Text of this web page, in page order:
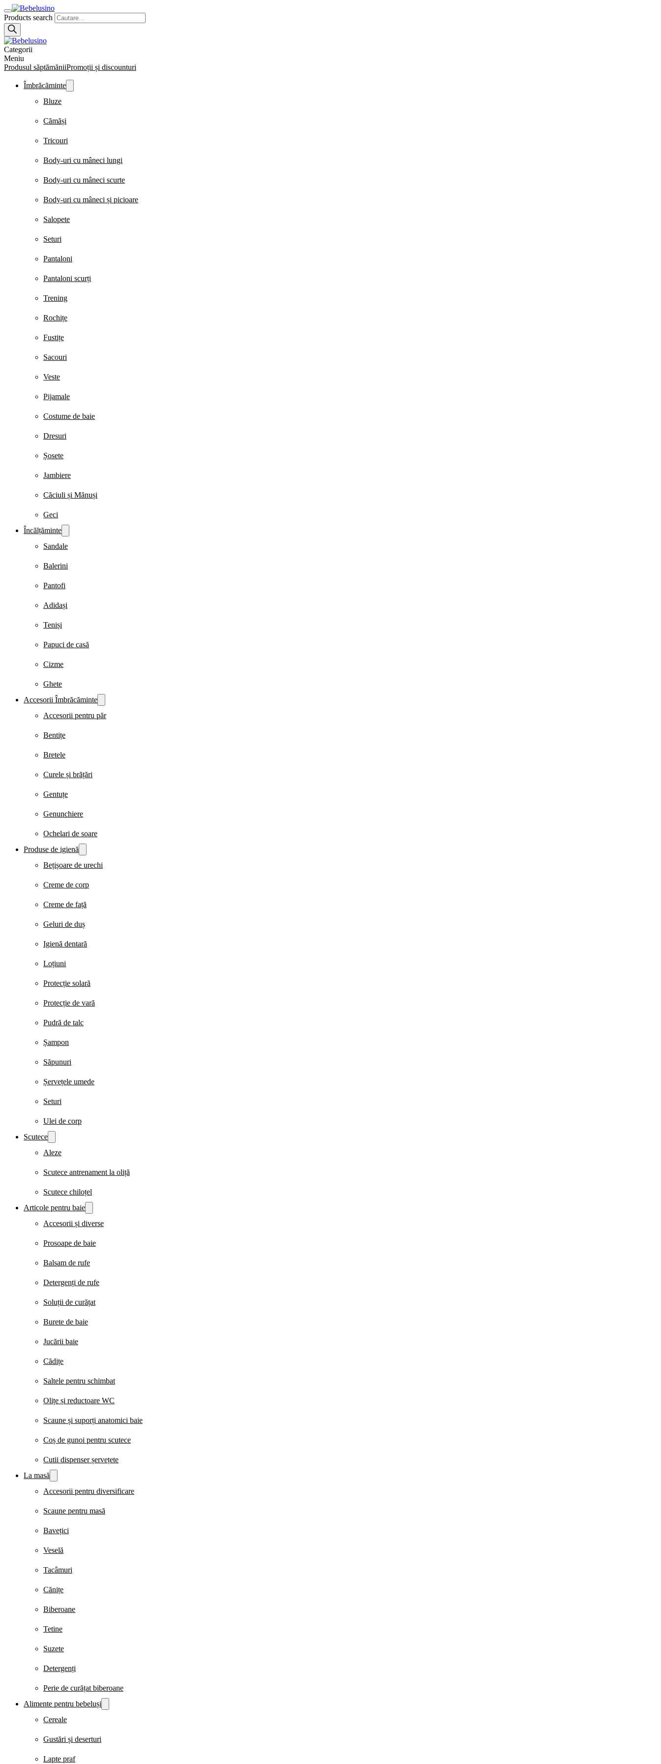
Products search
Categorii
Meniu
Produsul săptămăniiPromoții și discounturi
Îmbrăcăminte
Bluze
Cămăși
Tricouri
Body-uri cu mâneci lungi
Body-uri cu mâneci scurte
Body-uri cu mâneci și picioare
Salopete
Seturi
Pantaloni
Pantaloni scurți
Trening
Rochițe
Fustițe
Sacouri
Veste
Pijamale
Costume de baie
Dresuri
Șosete
Jambiere
Căciuli și Mănuși
Geci
Încălțăminte
Sandale
Balerini
Pantofi
Adidași
Teniși
Papuci de casă
Cizme
Ghete
Accesorii Îmbrăcăminte
Accesorii pentru păr
Bentițe
Bretele
Curele și brățări
Gentuțe
Genunchiere
Ochelari de soare
Produse de igienă
Bețișoare de urechi
Creme de corp
Creme de față
Geluri de duș
Igienă dentară
Loțiuni
Protecție solară
Protecție de vară
Pudră de talc
Șampon
Săpunuri
Șervețele umede
Seturi
Ulei de corp
Scutece
Aleze
Scutece antrenament la oliță
Scutece chiloțel
Articole pentru baie
Accesorii și diverse
Prosoape de baie
Balsam de rufe
Detergenți de rufe
Soluții de curățat
Burete de baie
Jucării baie
Cădițe
Saltele pentru schimbat
Olițe și reductoare WC
Scaune și suporți anatomici baie
Coș de gunoi pentru scutece
Cutii dispenser șervețete
La masă
Accesorii pentru diversificare
Scaune pentru masă
Bavețici
Veselă
Tacâmuri
Cănițe
Biberoane
Tetine
Suzete
Detergenți
Perie de curățat biberoane
Alimente pentru bebeluși
Cereale
Gustări și deserturi
Lapte praf